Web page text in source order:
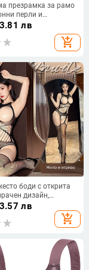
презрамка за рамо
перли и
верига за горно
лв
add_shopping_cart
боди с открита
дизайн,
женски,
80–90%, пуснат на
2025
лв
add_shopping_cart